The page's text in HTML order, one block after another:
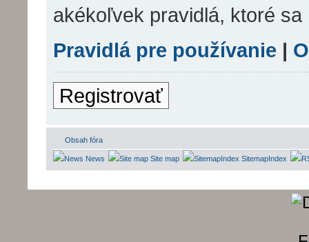
akékoľvek pravidlá, ktoré sa
Pravidlá pre používanie |
Registrovať
Obsah fóra
News Site map SitemapIndex